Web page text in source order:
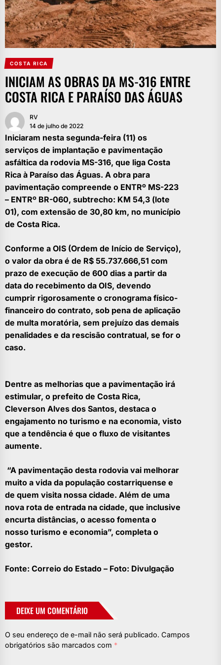
COSTA RICA
INICIAM AS OBRAS DA MS-316 ENTRE
COSTA RICA E PARAÍSO DAS ÁGUAS
RV
14 de julho de 2022
Iniciaram nesta segunda-feira (11) os
serviços de implantação e pavimentação
asfáltica da rodovia MS-316, que liga Costa
Rica à Paraíso das Águas. A obra para
pavimentação compreende o ENTRº MS-223
– ENTRº BR-060, subtrecho: KM 54,3 (lote
01), com extensão de 30,80 km, no município
de Costa Rica.
Conforme a OIS (Ordem de Início de Serviço),
o valor da obra é de R$ 55.737.666,51 com
prazo de execução de 600 dias a partir da
data do recebimento da OIS, devendo
cumprir rigorosamente o cronograma físico-
financeiro do contrato, sob pena de aplicação
de multa moratória, sem prejuízo das demais
penalidades e da rescisão contratual, se for o
caso.
Dentre as melhorias que a pavimentação irá
estimular, o prefeito de Costa Rica,
Cleverson Alves dos Santos, destaca o
engajamento no turismo e na economia, visto
que a tendência é que o fluxo de visitantes
aumente.
“A pavimentação desta rodovia vai melhorar
muito a vida da população costarriquense e
de quem visita nossa cidade. Além de uma
nova rota de entrada na cidade, que inclusive
encurta distâncias, o acesso fomenta o
nosso turismo e economia”, completa o
gestor.
Fonte: Correio do Estado – Foto: Divulgação
DEIXE UM COMENTÁRIO
O seu endereço de e-mail não será publicado. Campos
obrigatórios são marcados com *